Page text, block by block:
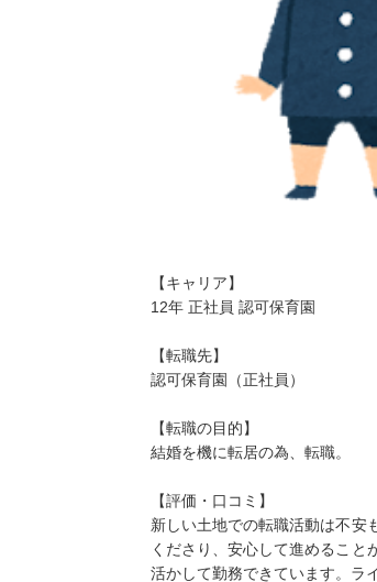
【キャリア】
12年 正社員 認可保育園
【転職先】
認可保育園（正社員）
【転職の目的】
結婚を機に転居の為、転職。
【評価・口コミ】
新しい土地での転職活動は不安
くださり、安心して進めること
活かして勤務できています。ラ